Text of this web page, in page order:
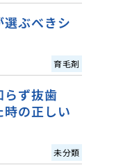
ぶべきシ
育毛剤
らず抜歯
の正しい
未分類